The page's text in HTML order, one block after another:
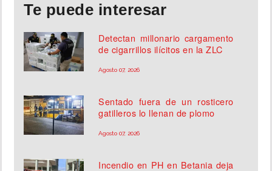
Te puede interesar
Detectan millonario cargamento
de cigarrillos ilícitos en la ZLC
Agosto 07, 2026
Sentado fuera de un rosticero
gatilleros lo llenan de plomo
Agosto 07, 2026
Incendio en PH en Betania deja